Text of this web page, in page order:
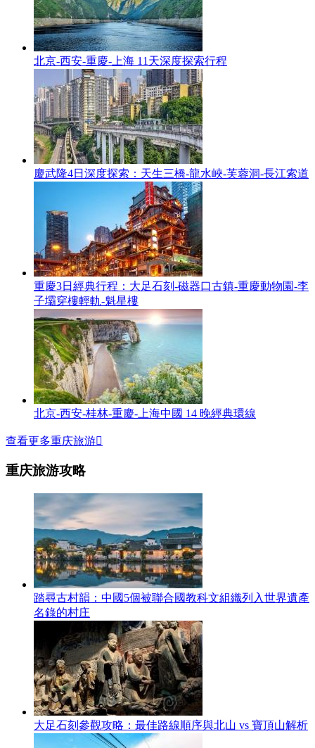
北京-西安-重慶-上海 11天深度探索行程
慶武隆4日深度探索：天生三橋-龍水峽-芙蓉洞-長江索道
重慶3日經典行程：大足石刻-磁器口古鎮-重慶動物園-李
子壩穿樓輕軌-魁星樓
北京-西安-桂林-重慶-上海中國 14 晚經典環線
查看更多重庆旅游
重庆旅游攻略
踏尋古村韻：中國5個被聯合國教科文組織列入世界遺產
名錄的村庄
大足石刻參觀攻略：最佳路線順序與北山 vs 寶頂山解析